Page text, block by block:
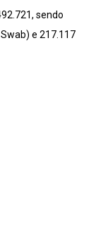
sendo
e 217.117